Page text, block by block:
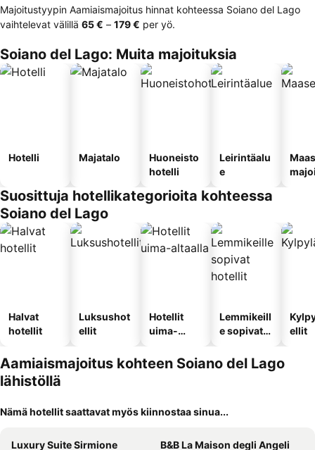
Majoitustyypin Aamiaismajoitus hinnat kohteessa Soiano del Lago
vaihtelevat välillä ‎65 € – ‎179 € per yö.
Soiano del Lago: Muita majoituksia
Hotelli Majatalo
Huoneisto
hotelli
Leirintäalu
e
Suosittuja hotellikategorioita kohteessa
Soiano del Lago
Halvat
hotellit
Luksushot
ellit
Hotellit
uima-
Lemmikeill
e sopivat
ellit
Aamiaismajoitus kohteen Soiano del Lago
lähistöllä
Nämä hotellit saattavat myös kiinnostaa sinua...
Luxury Suite Sirmione
B&B La Maison degli Angeli